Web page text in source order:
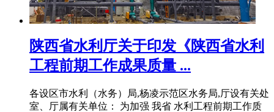
陕西省水利厅关于印发《陕西省水利
工程前期工作成果质量 ...
各设区市水利（水务）局,杨凌示范区水务局,厅设有关处
室、厅属有关单位： 为加强 我省 水利工程前期工作质